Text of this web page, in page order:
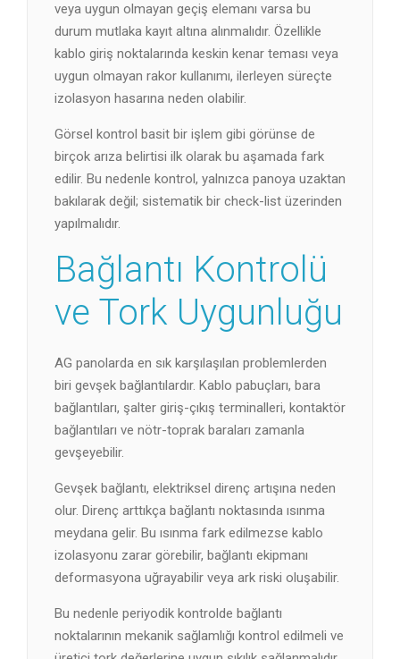
veya uygun olmayan geçiş elemanı varsa bu
durum mutlaka kayıt altına alınmalıdır. Özellikle
kablo giriş noktalarında keskin kenar teması veya
uygun olmayan rakor kullanımı, ilerleyen süreçte
izolasyon hasarına neden olabilir.
Görsel kontrol basit bir işlem gibi görünse de
birçok arıza belirtisi ilk olarak bu aşamada fark
edilir. Bu nedenle kontrol, yalnızca panoya uzaktan
bakılarak değil; sistematik bir check-list üzerinden
yapılmalıdır.
Bağlantı Kontrolü
ve Tork Uygunluğu
AG panolarda en sık karşılaşılan problemlerden
biri gevşek bağlantılardır. Kablo pabuçları, bara
bağlantıları, şalter giriş-çıkış terminalleri, kontaktör
bağlantıları ve nötr-toprak baraları zamanla
gevşeyebilir.
Gevşek bağlantı, elektriksel direnç artışına neden
olur. Direnç arttıkça bağlantı noktasında ısınma
meydana gelir. Bu ısınma fark edilmezse kablo
izolasyonu zarar görebilir, bağlantı ekipmanı
deformasyona uğrayabilir veya ark riski oluşabilir.
Bu nedenle periyodik kontrolde bağlantı
noktalarının mekanik sağlamlığı kontrol edilmeli ve